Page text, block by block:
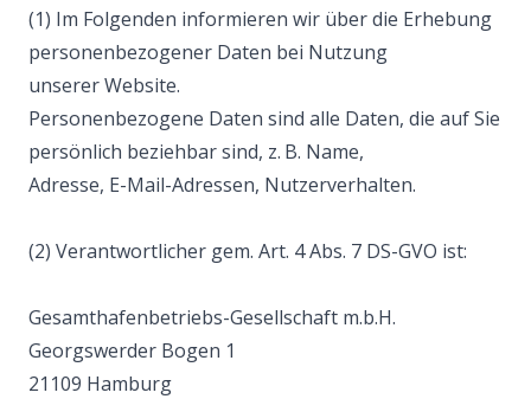
(1) Im Folgenden informieren wir über die Erhebung
personenbezogener Daten bei Nutzung
unserer Website.
Personenbezogene Daten sind alle Daten, die auf Sie
persönlich beziehbar sind, z. B. Name,
Adresse, E-Mail-Adressen, Nutzerverhalten.
(2) Verantwortlicher gem. Art. 4 Abs. 7 DS-GVO ist:
Gesamthafenbetriebs-Gesellschaft m.b.H.
Georgswerder Bogen 1
21109 Hamburg